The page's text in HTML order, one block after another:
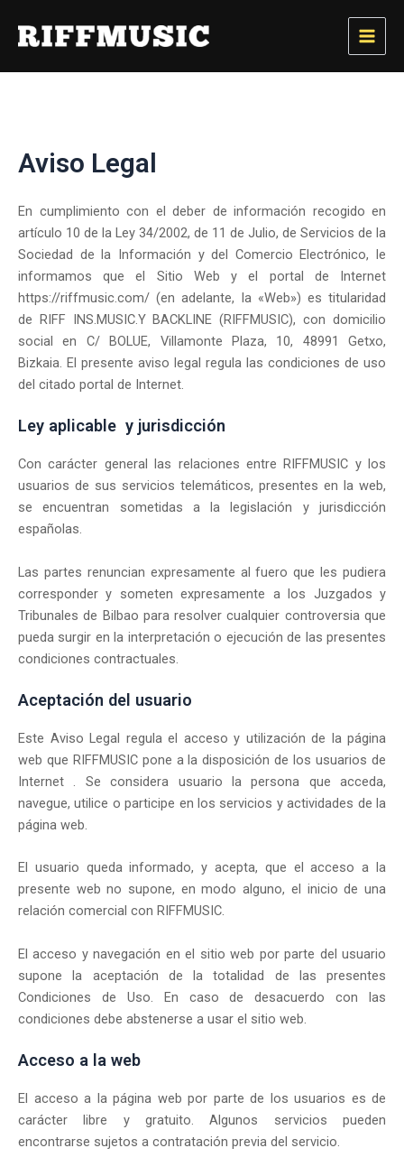
Main
Aviso Legal
En cumplimiento con el deber de información recogido en
artículo 10 de la Ley 34/2002, de 11 de Julio, de Servicios de la
Sociedad de la Información y del Comercio Electrónico, le
informamos que el Sitio Web y el portal de Internet
https://riffmusic.com/ (en adelante, la «Web») es titularidad
de RIFF INS.MUSIC.Y BACKLINE (RIFFMUSIC), con domicilio
social en C/ BOLUE, Villamonte Plaza, 10, 48991 Getxo,
Bizkaia. El presente aviso legal regula las condiciones de uso
del citado portal de Internet.
Ley aplicable y jurisdicción
Con carácter general las relaciones entre RIFFMUSIC y los
usuarios de sus servicios telemáticos, presentes en la web,
se encuentran sometidas a la legislación y jurisdicción
españolas.
Las partes renuncian expresamente al fuero que les pudiera
corresponder y someten expresamente a los Juzgados y
Tribunales de Bilbao para resolver cualquier controversia que
pueda surgir en la interpretación o ejecución de las presentes
condiciones contractuales.
Aceptación del usuario
Este Aviso Legal regula el acceso y utilización de la página
web que RIFFMUSIC pone a la disposición de los usuarios de
Internet . Se considera usuario la persona que acceda,
navegue, utilice o participe en los servicios y actividades de la
página web.
El usuario queda informado, y acepta, que el acceso a la
presente web no supone, en modo alguno, el inicio de una
relación comercial con RIFFMUSIC.
El acceso y navegación en el sitio web por parte del usuario
supone la aceptación de la totalidad de las presentes
Condiciones de Uso. En caso de desacuerdo con las
condiciones debe abstenerse a usar el sitio web.
Acceso a la web
El acceso a la página web por parte de los usuarios es de
carácter libre y gratuito. Algunos servicios pueden
encontrarse sujetos a contratación previa del servicio.